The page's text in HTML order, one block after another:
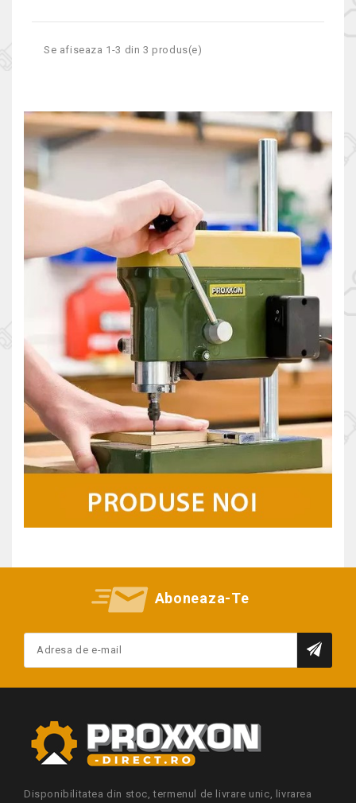
Se afiseaza 1-3 din 3 produs(e)
Aboneaza-Te
Disponibilitatea din stoc, termenul de livrare unic, livrarea